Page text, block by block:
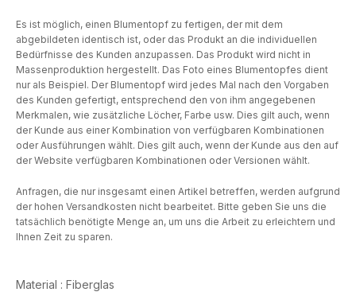
Material : Fiberglas
Es ist möglich, einen Blumentopf zu fertigen, der mit dem
abgebildeten identisch ist, oder das Produkt an die individuellen
Bedürfnisse des Kunden anzupassen. Das Produkt wird nicht in
Massenproduktion hergestellt. Das Foto eines Blumentopfes dient
nur als Beispiel. Der Blumentopf wird jedes Mal nach den Vorgaben
des Kunden gefertigt, entsprechend den von ihm angegebenen
Merkmalen, wie zusätzliche Löcher, Farbe usw. Dies gilt auch, wenn
der Kunde aus einer Kombination von verfügbaren Kombinationen
oder Ausführungen wählt. Dies gilt auch, wenn der Kunde aus den auf
der Website verfügbaren Kombinationen oder Versionen wählt.
Anfragen, die nur insgesamt einen Artikel betreffen, werden aufgrund
der hohen Versandkosten nicht bearbeitet. Bitte geben Sie uns die
tatsächlich benötigte Menge an, um uns die Arbeit zu erleichtern und
Ihnen Zeit zu sparen.